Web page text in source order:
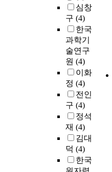
심창
구 (4)
한국
과학기
술연구
원 (4)
이화
정 (4)
전인
구 (4)
정석
재 (4)
김대
덕 (4)
한국